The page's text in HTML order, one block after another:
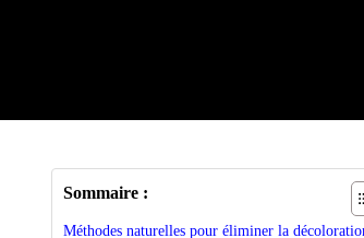
Sommaire :
Méthodes naturelles pour éliminer la